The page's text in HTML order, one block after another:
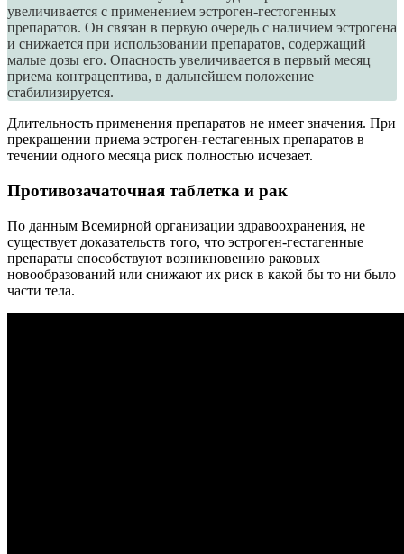
увеличивается с применением эстроген-гестогенных
препаратов. Он связан в первую очередь с наличием эстрогена
и снижается при использовании препаратов, содержащий
малые дозы его. Опасность увеличивается в первый месяц
приема контрацептива, в дальнейшем положение
стабилизируется.
Длительность применения препаратов не имеет значения. При
прекращении приема эстроген-гестагенных препаратов в
течении одного месяца риск полностью исчезает.
Противозачаточная таблетка и рак
По данным Всемирной организации здравоохранения, не
существует доказательств того, что эстроген-гестагенные
препараты способствуют возникновению раковых
новообразований или снижают их риск в какой бы то ни было
части тела.